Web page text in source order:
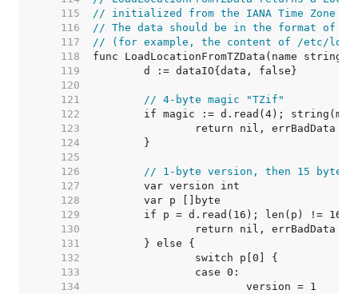
   115
// initialized from the IANA Time Zone
   116
// The data should be in the format of a
   117
// (for example, the content of /etc/
   118
   119
   120
   121
// 4-byte magic "TZif"
   122
   123
   124
   125
   126
// 1-byte version, then 15 bytes
   127
   128
   129
   130
   131
   132
   133
   134